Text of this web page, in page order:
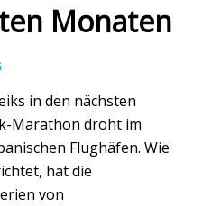
Monaten
in den nächsten
Marathon droht im
Flughäfen. Wie
hat die
von